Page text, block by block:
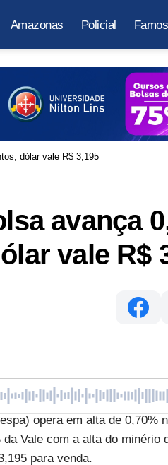
Amazonas Policial
dólar vale R$ 3,195
avança
vale R$
opera em alta de 0,70%
Vale com a alta do minério
para venda.